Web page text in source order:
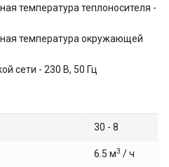
температура теплоносителя -
температура окружающей
сети - 230 В, 50 Гц
30 - 8
6.5 м3 / ч